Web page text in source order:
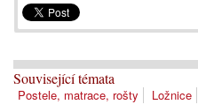
Související témata
Postele, matrace, rošty Ložnice